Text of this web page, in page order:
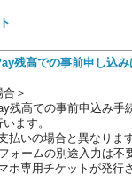
＞
残高での事前申込み手
ます。
払いの場合と異なりま
ォームの別途入力は不
ホ専用チケットが発行